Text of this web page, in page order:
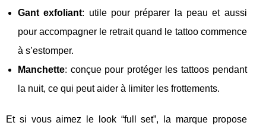
Gant exfoliant: utile pour préparer la peau et aussi
pour accompagner le retrait quand le tattoo commence
à s’estomper.
Manchette: conçue pour protéger les tattoos pendant
la nuit, ce qui peut aider à limiter les frottements.
Et si vous aimez le look “full set”, la marque propose